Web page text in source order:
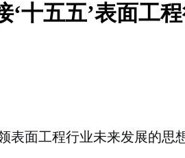
‘十五五’表面工
表面工程行业未来发展的